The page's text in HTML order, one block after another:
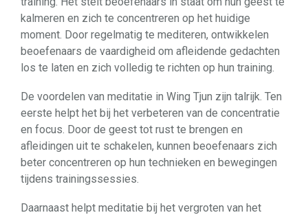
kalmeren en zich te concentreren op het huidige
moment. Door regelmatig te mediteren, ontwikkelen
beoefenaars de vaardigheid om afleidende gedachten
los te laten en zich volledig te richten op hun training.
De voordelen van meditatie in Wing Tjun zijn talrijk. Ten
eerste helpt het bij het verbeteren van de concentratie
en focus. Door de geest tot rust te brengen en
afleidingen uit te schakelen, kunnen beoefenaars zich
beter concentreren op hun technieken en bewegingen
tijdens trainingssessies.
Daarnaast helpt meditatie bij het vergroten van het